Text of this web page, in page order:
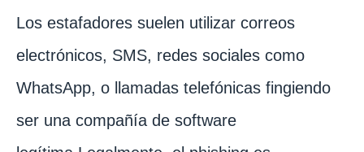
Los estafadores suelen utilizar correos
electrónicos, SMS, redes sociales como
WhatsApp, o llamadas telefónicas fingiendo
ser una compañía de software